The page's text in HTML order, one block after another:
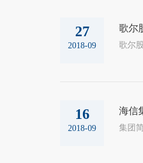
27
2018-09
歌尔
16
2018-09
海信